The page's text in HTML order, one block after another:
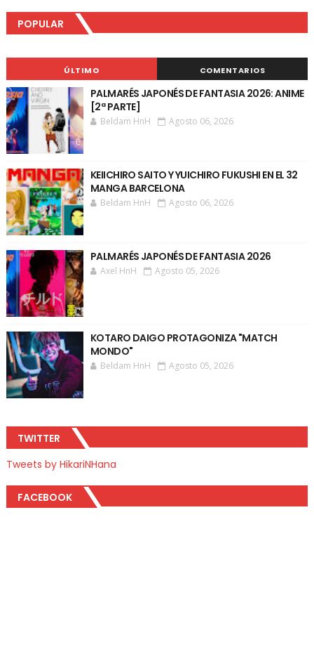
POPULAR
ÚLTIMO COMENTARIOS
PALMARÉS JAPONÉS DE FANTASIA 2026: ANIME
[2ª PARTE]
Beldam HnH Agosto 06, 2026
KEIICHIRO SAITO Y YUICHIRO FUKUSHI EN EL 32
MANGA BARCELONA
Beldam HnH Agosto 06, 2026
PALMARÉS JAPONÉS DE FANTASIA 2026
Axel HnH Agosto 05, 2026
KOTARO DAIGO PROTAGONIZA "MATCH
MONDO"
Beldam HnH Agosto 05, 2026
TWITTER
Tweets by HikariNHana
FACEBOOK